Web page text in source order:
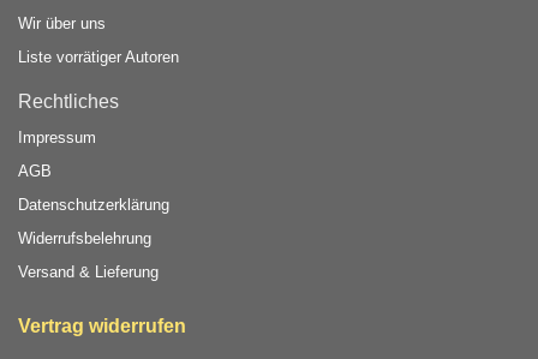
Wir über uns
Liste vorrätiger Autoren
Rechtliches
Impressum
AGB
Datenschutzerklärung
Widerrufsbelehrung
Versand & Lieferung
Vertrag widerrufen